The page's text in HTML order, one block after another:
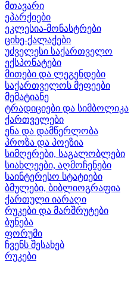
მთავარი
ეპარქიები
ეკლესია-მონასტრები
ციხე-ქალაქები
უძველესი საქართველო
ექსპონატები
მითები და ლეგენდები
საქართველოს მეფეები
მემატიანე
ტრადიციები და სიმბოლიკა
ქართველები
ენა და დამწერლობა
პროზა და პოეზია
სიმღერები, საგალობლები
სიახლეები, აღმოჩენები
საინტერესო სტატიები
ბმულები, ბიბლიოგრაფია
ქართული იარაღი
რუკები და მარშრუტები
ბუნება
ფორუმი
ჩვენს შესახებ
რუკები